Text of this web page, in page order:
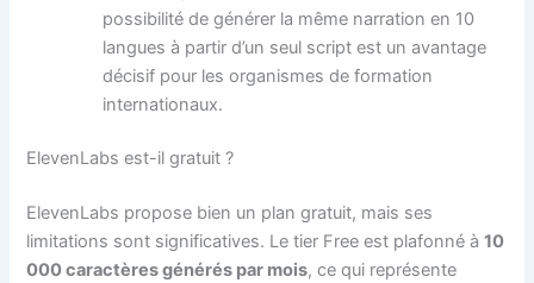
possibilité de générer la même narration en 10
langues à partir d’un seul script est un avantage
décisif pour les organismes de formation
internationaux.
ElevenLabs est-il gratuit ?
ElevenLabs propose bien un plan gratuit, mais ses
limitations sont significatives. Le tier Free est plafonné à10
000 caractères générés par mois, ce qui représente